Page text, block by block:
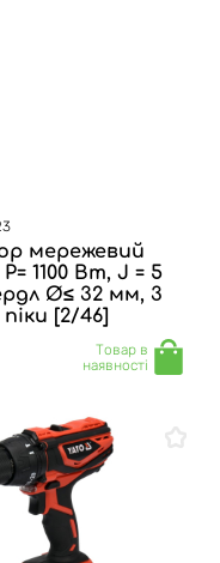
мережевий
P= 1100 Вт, J = 5
Ø≤ 32 мм, 3
[2/46]
Товар в
наявності